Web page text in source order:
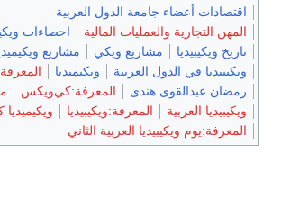
اقتصادات أعضاء جامعة الدول العربية
المهن التجارية والعمليات المالية
احصاءات
تاريخ ويكيبيديا
مشاريع ويكي
مشاريع
ويكيبيديا في الدول العربية
ويكيميديا
رمضان عبدالقوى هندى
المعرفة:كي‌ويكس
ويكيبيديا العربية
المعرفة:ويكيبيديا
ويكيميديا
المعرفة:يوم ويكيبيديا العربية الثاني